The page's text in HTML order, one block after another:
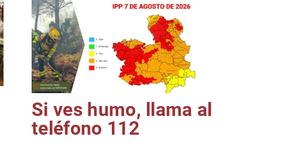
El jefe del Ejecutivo castellanomanchego, Emiliano García-
Si ves humo, llama al
teléfono 112